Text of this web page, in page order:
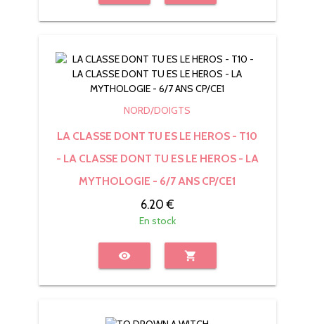
NORD/DOIGTS
LA CLASSE DONT TU ES LE HEROS - T10
- LA CLASSE DONT TU ES LE HEROS - LA
MYTHOLOGIE - 6/7 ANS CP/CE1
6.20 €
En stock
visibility shopping_cart